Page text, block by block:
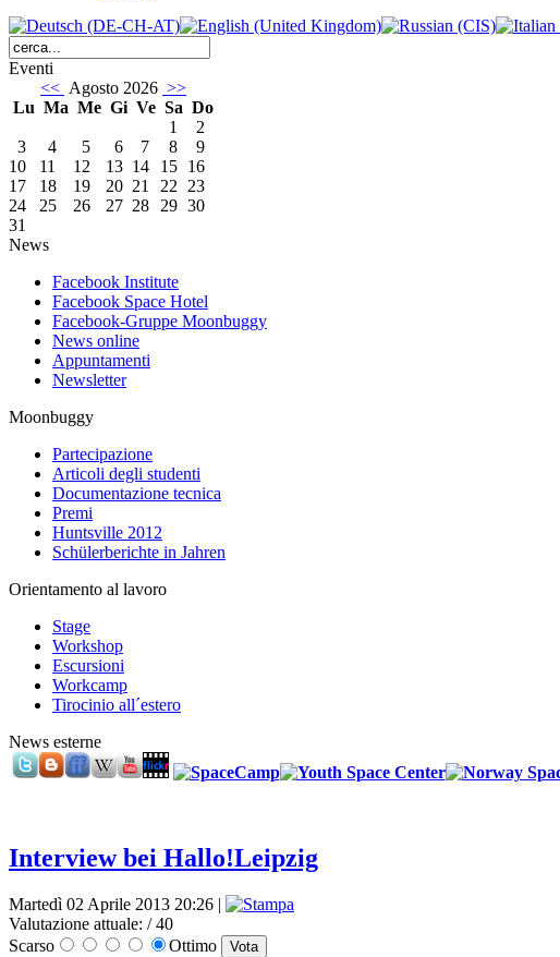
Eventi
<< Agosto 2026 >>
Lu Ma Me Gi Ve Sa Do
1
2
3
4 5 6 7 8
9
10
11 12 13 14 15 16
17
18 19 20 21 22 23
24
25 26 27 28 29 30
31
News
Facebook Institute
Facebook Space Hotel
Facebook-Gruppe Moonbuggy
News online
Appuntamenti
Newsletter
Moonbuggy
Partecipazione
Articoli degli studenti
Documentazione tecnica
Premi
Huntsville 2012
Schülerberichte in Jahren
Orientamento al lavoro
Stage
Workshop
Escursioni
Workcamp
Tirocinio all´estero
News esterne
Interview bei Hallo!Leipzig
Martedì 02 Aprile 2013 20:26 |
Valutazione attuale: / 40
Scarso
Ottimo